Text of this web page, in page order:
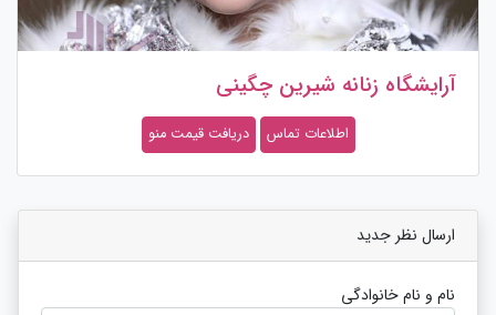
آرایشگاه زنانه شیرین چگینی
اطلاعات تماس دریافت قیمت منو
ارسال نظر جدید
نام و نام خانوادگی